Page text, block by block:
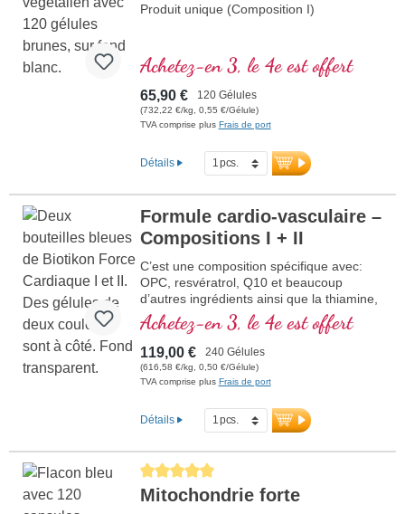
Produit unique (Composition I)
Achetez-en 3, le 4e est offert
65,90 € 120 Gélules
(732,22 €/kg, 0,55 €/Gélule)
TVA comprise plus Frais de port
Détails
Formule cardio-vasculaire –
Compositions I + II
C’est une composition spécifique avec:
OPC, resvératrol, Q10 et beaucoup
d’autres ingrédients ainsi que la thiamine,
qui contribue à normaliser la fonction du
cœur. (Compositions I et II)
Achetez-en 3, le 4e est offert
119,00 € 240 Gélules
(616,58 €/kg, 0,50 €/Gélule)
TVA comprise plus Frais de port
Détails
Average rating of 5 out of 5 stars
Mitochondrie forte